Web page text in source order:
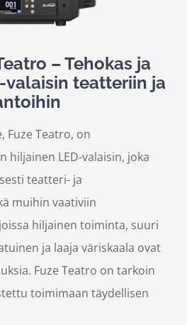
– Tehokas ja
valaisin teatteriin ja
Fuze Teatro, on
hiljainen LED-valaisin, joka
teatteri- ja
muihin vaativiin
hiljainen toiminta, suuri
ja laaja väriskaala ovat
Fuze Teatro on tarkoin
toimimaan täydellisen